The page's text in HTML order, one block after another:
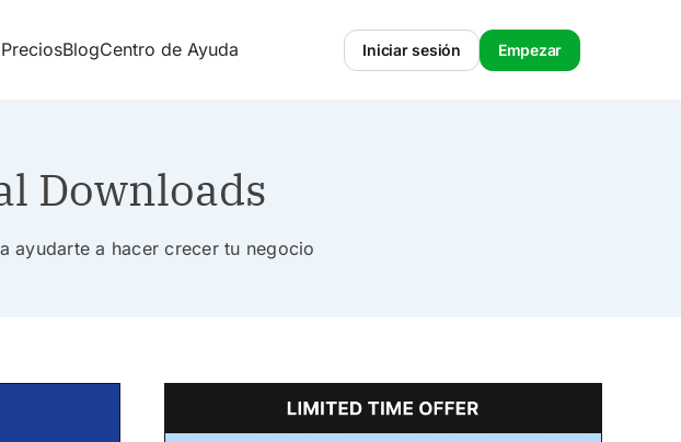
PreciosBlogCentro de Ayuda Iniciar sesión Empezar
Downloads
ayudarte a hacer crecer tu negocio